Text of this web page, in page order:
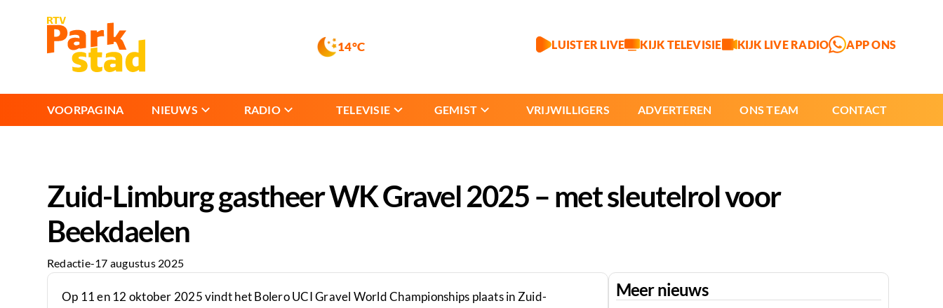
14°C LUISTER LIVE KIJK TELEVISIE KIJK LIVE RADIO APP ONS
VOORPAGINA NIEUWS RADIO TELEVISIE GEMIST VRIJWILLIGERS ADVERTEREN ONS TEAM CONTACT
Zuid-Limburg gastheer WK Gravel 2025 – met sleutelrol voor
Beekdaelen
Redactie-17 augustus 2025
Op 11 en 12 oktober 2025 vindt het Bolero UCI Gravel World Championships plaats in Zuid-
Meer nieuws